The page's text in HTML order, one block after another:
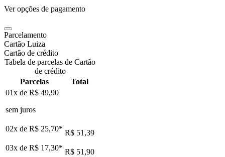
Ver opções de pagamento
Parcelamento
Cartão Luiza
Cartão de crédito
Tabela de parcelas de Cartão
de crédito
Parcelas
Total
01x de R$ 49,90
sem juros
02x de R$ 25,70* R$ 51,39
03x de R$ 17,30* R$ 51,90